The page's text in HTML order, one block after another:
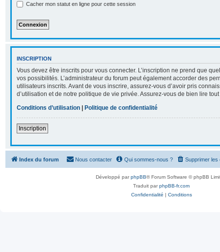
Cacher mon statut en ligne pour cette session
INSCRIPTION
Vous devez être inscrits pour vous connecter. L’inscription ne prend que
vos possibilités. L’administrateur du forum peut également accorder des
utilisateurs inscrits. Avant de vous inscrire, assurez-vous d’avoir pris
d’utilisation et de notre politique de vie privée. Assurez-vous de bien lire
Conditions d’utilisation | Politique de confidentialité
Inscription
Index du forum Supprimer les
Qui sommes-nous ?
Nous contacter
Développé parphpBB® Forum Software © phpBB
Traduit parphpBB-fr.com
Confidentialité | Conditions